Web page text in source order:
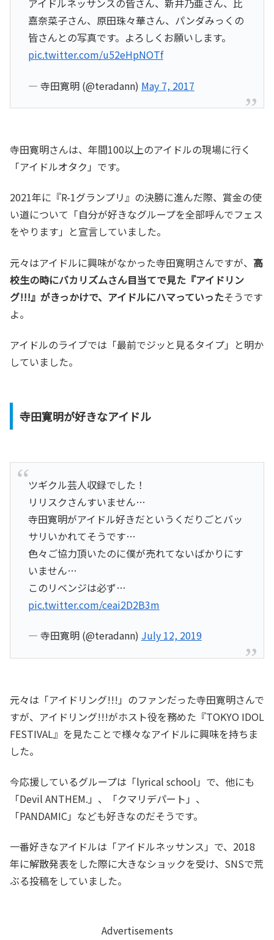
アイドルネッサンスの皆さん、新井乃亜さん、比
嘉奈菜子さん、原田珠々華さん、パンダみっくの
皆さんとの写真です。よろしくお願いします。
pic.twitter.com/u52eHpNOTf
— 寺田寛明 (@teradann) May 7, 2017
寺田寛明さんは、年間100以上のアイドルの現場に行く
「アイドルオタク」です。
2021年に『R-1グランプリ』の決勝に進んだ際、賞金の使
い道について「自分が好きなグループを全部呼んでフェス
をやります」と宣言していました。
元々はアイドルに興味がなかった寺田寛明さんですが、 高
校生の時にバカリズムさん目当てで見た『アイドリン
グ!!!』がきっかけで、アイドルにハマっていったそうです
よ。
アイドルのライブでは「最前でジッと見るタイプ」と明か
していました。
寺田寛明が好きなアイドル
ツギクル芸人収録でした！
リリスクさんすいません…
寺田寛明がアイドル好きだというくだりごとバッ
サリいかれてそうです…
色々ご協力頂いたのに僕が売れてないばかりにす
いません…
このリベンジは必ず…
pic.twitter.com/ceai2D2B3m
— 寺田寛明 (@teradann) July 12, 2019
元々は「アイドリング!!!」のファンだった寺田寛明さんで
すが、アイドリング!!!がホスト役を務めた『TOKYO IDOL
FESTIVAL』を見たことで様々なアイドルに興味を持ちま
した。
今応援しているグループは「lyrical school」で、他にも
「Devil ANTHEM.」、「クマリデパート」、
「PANDAMIC」なども好きなのだそうです。
一番好きなアイドルは「アイドルネッサンス」で、2018
年に解散発表をした際に大きなショックを受け、SNSで荒
ぶる投稿をしていました。
Advertisements